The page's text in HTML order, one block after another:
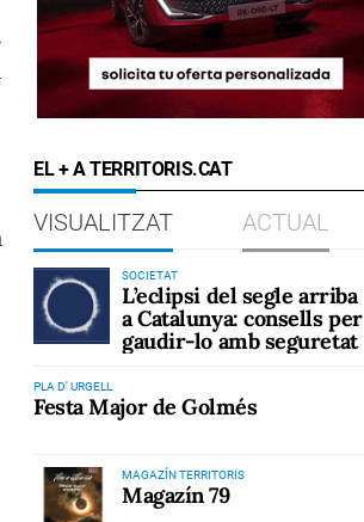
EL + A TERRITORIS.CAT
VISUALITZAT ACTUAL
SOCIETAT
L’eclipsi del segle arriba
a Catalunya: consells per
gaudir-lo amb seguretat
PLA D' URGELL
Festa Major de Golmés
MAGAZÍN TERRITORIS
Magazín 79